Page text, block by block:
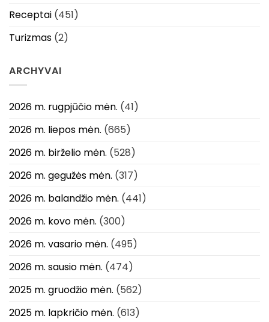
Receptai (451)
Turizmas (2)
ARCHYVAI
2026 m. rugpjūčio mėn. (41)
2026 m. liepos mėn. (665)
2026 m. birželio mėn. (528)
2026 m. gegužės mėn. (317)
2026 m. balandžio mėn. (441)
2026 m. kovo mėn. (300)
2026 m. vasario mėn. (495)
2026 m. sausio mėn. (474)
2025 m. gruodžio mėn. (562)
2025 m. lapkričio mėn. (613)